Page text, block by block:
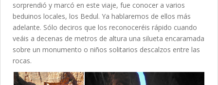
sorprendió y marcó en este viaje, fue conocer a varios
beduinos locales, los Bedul. Ya hablaremos de ellos más
adelante. Sólo deciros que los reconoceréis rápido cuando
veáis a decenas de metros de altura una silueta encaramada
sobre un monumento o niños solitarios descalzos entre las
rocas.